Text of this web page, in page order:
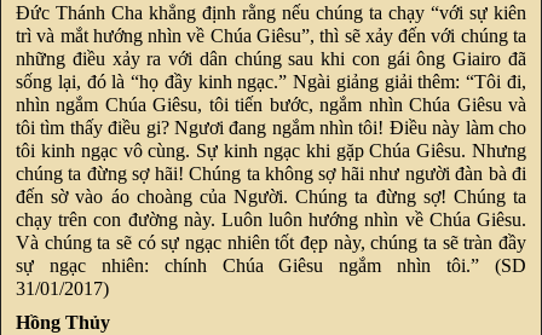
Đức Thánh Cha khẳng định rằng nếu chúng ta chạy “với sự kiên
trì và mắt hướng nhìn về Chúa Giêsu”, thì sẽ xảy đến với chúng ta
những điều xảy ra với dân chúng sau khi con gái ông Giairo đã
sống lại, đó là “họ đầy kinh ngạc.” Ngài giảng giải thêm: “Tôi đi,
nhìn ngắm Chúa Giêsu, tôi tiến bước, ngắm nhìn Chúa Giêsu và
tôi tìm thấy điều gi? Ngươi đang ngắm nhìn tôi! Điều này làm cho
tôi kinh ngạc vô cùng. Sự kinh ngạc khi gặp Chúa Giêsu. Nhưng
chúng ta đừng sợ hãi! Chúng ta không sợ hãi như người đàn bà đi
đến sờ vào áo choàng của Người. Chúng ta đừng sợ! Chúng ta
chạy trên con đường này. Luôn luôn hướng nhìn về Chúa Giêsu.
Và chúng ta sẽ có sự ngạc nhiên tốt đẹp này, chúng ta sẽ tràn đầy
sự ngạc nhiên: chính Chúa Giêsu ngắm nhìn tôi.” (SD
31/01/2017)
Hồng Thủy